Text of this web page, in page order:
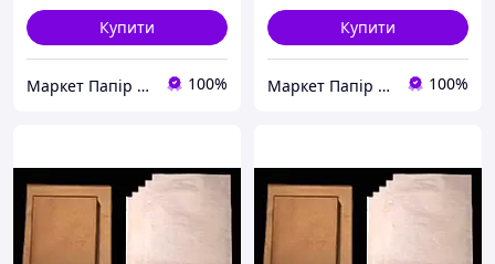
Купити
Маркет Папір та Іграшки 100%
Купити
Маркет Папір та Іграшки 100%